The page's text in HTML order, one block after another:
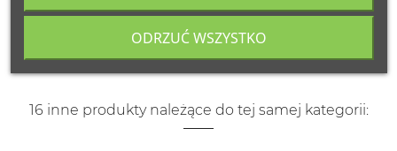
16 inne produkty należące do tej samej kategorii:
ODRZUĆ WSZYSTKO